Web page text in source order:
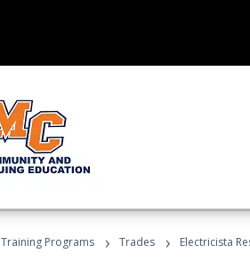
Training Programs › Trades › Electricista